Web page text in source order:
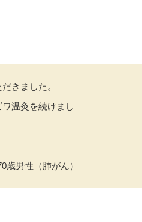
きました。
温灸を続けまし
歳男性（肺がん）